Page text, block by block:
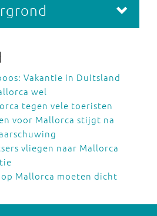
Vakantie in Duitsland
wel
tegen vele toeristen
voor Mallorca stijgt na
vliegen naar Mallorca
Mallorca moeten dicht